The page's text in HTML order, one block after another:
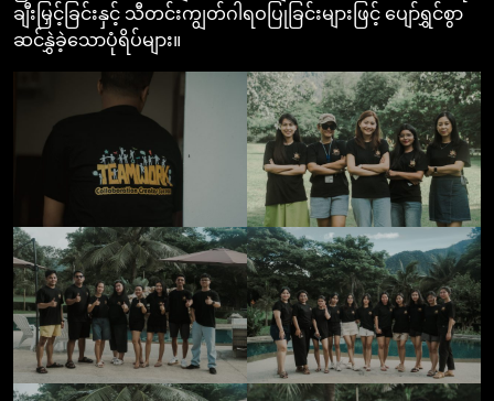
ချီးမြှင့်ခြင်းနှင့် သီတင်းကျွတ်ဂါရဝပြုခြင်းများဖြင့် ပျော်ရွှင်စွာ
ဆင်နွှဲခဲ့သောပုံရိပ်များ။